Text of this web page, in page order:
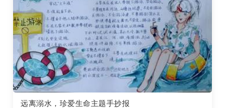
远离溺水，珍爱生命主题手抄报